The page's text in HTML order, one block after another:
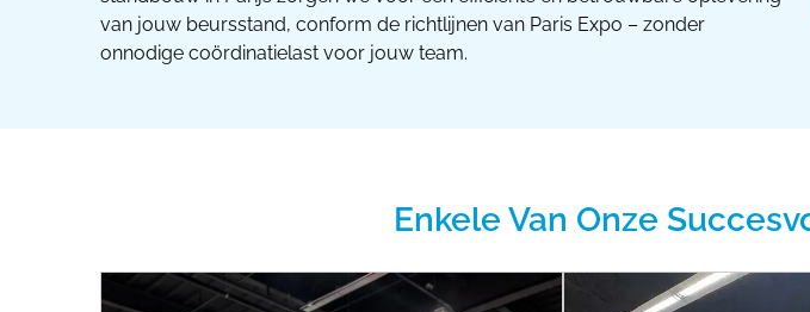
van jouw beursstand, conform de richtlijnen van Paris Expo – zonder
onnodige coördinatielast voor jouw team.
Enkele Van Onze